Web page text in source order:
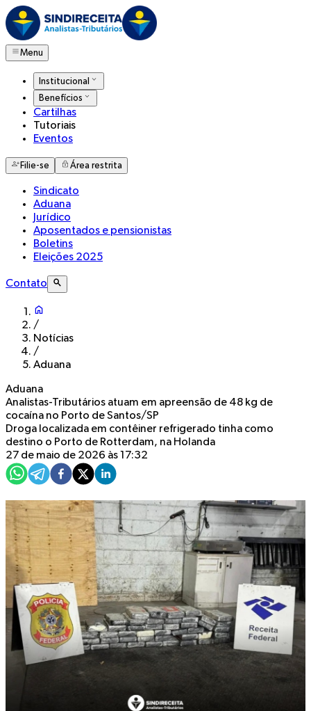
Menu
Institucional
Benefícios
Cartilhas
Tutoriais
Eventos
Filie-se Área restrita
Sindicato
Aduana
Jurídico
Aposentados e pensionistas
Boletins
Eleições 2025
Contato
/
Notícias
/
Aduana
Aduana
Analistas-Tributários atuam em apreensão de 48 kg de
cocaína no Porto de Santos/SP
Droga localizada em contêiner refrigerado tinha como
destino o Porto de Rotterdam, na Holanda
27 de maio de 2026 às 17:32